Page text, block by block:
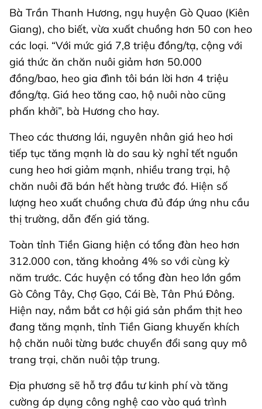
Bà Trần Thanh Hương, ngụ huyện Gò Quao (Kiên
Giang), cho biết, vừa xuất chuồng hơn 50 con heo
các loại. “Với mức giá 7,8 triệu đồng/tạ, cộng với
giá thức ăn chăn nuôi giảm hơn 50.000
đồng/bao, heo gia đình tôi bán lời hơn 4 triệu
đồng/tạ. Giá heo tăng cao, hộ nuôi nào cũng
phấn khởi”, bà Hương cho hay.
Theo các thương lái, nguyên nhân giá heo hơi
tiếp tục tăng mạnh là do sau kỳ nghỉ tết nguồn
cung heo hơi giảm mạnh, nhiều trang trại, hộ
chăn nuôi đã bán hết hàng trước đó. Hiện số
lượng heo xuất chuồng chưa đủ đáp ứng nhu cầu
thị trường, dẫn đến giá tăng.
Toàn tỉnh Tiền Giang hiện có tổng đàn heo hơn
312.000 con, tăng khoảng 4% so với cùng kỳ
năm trước. Các huyện có tổng đàn heo lớn gồm
Gò Công Tây, Chợ Gạo, Cái Bè, Tân Phú Đông.
Hiện nay, nắm bắt cơ hội giá sản phẩm thịt heo
đang tăng mạnh, tỉnh Tiền Giang khuyến khích
hộ chăn nuôi từng bước chuyển đổi sang quy mô
trang trại, chăn nuôi tập trung.
Địa phương sẽ hỗ trợ đầu tư kinh phí và tăng
cường áp dụng công nghệ cao vào quá trình